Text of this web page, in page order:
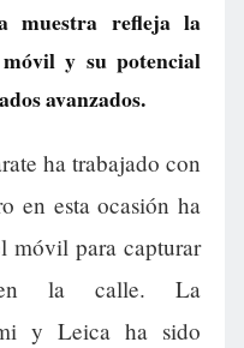
muestra refleja la
y su potencial
avanzados.
ha trabajado con
en esta ocasión ha
móvil para capturar
en la calle. La
y Leica ha sido